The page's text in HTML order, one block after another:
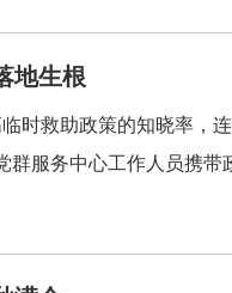
地生根
时救助政策的知晓率，
服务中心工作人员携带